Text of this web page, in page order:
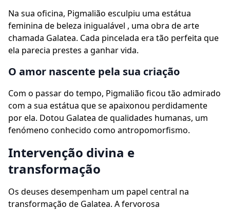
Na sua oficina, Pigmalião esculpiu uma estátua
feminina de beleza inigualável , uma obra de arte
chamada Galatea. Cada pincelada era tão perfeita que
ela parecia prestes a ganhar vida.
O amor nascente pela sua criação
Com o passar do tempo, Pigmalião ficou tão admirado
com a sua estátua que se apaixonou perdidamente
por ela. Dotou Galatea de qualidades humanas, um
fenómeno conhecido como antropomorfismo.
Intervenção divina e
transformação
Os deuses desempenham um papel central na
transformação de Galatea. A fervorosa